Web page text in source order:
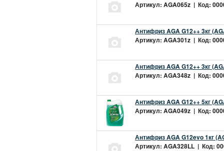
Артикул: AGA065z | Код:
Антифриз AGA G12++ 3кг
Артикул: AGA301z | Код:
Антифриз AGA G12++ 3кг
Артикул: AGA348z | Код:
Антифриз AGA G12++ 5кг
Артикул: AGA049z | Код:
Антифриз AGA G12evo 1кг
Артикул: AGA328LL | Код: